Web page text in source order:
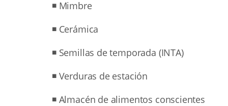
◾ Mimbre
◾ Cerámica
◾ Semillas de temporada (INTA)
◾ Verduras de estación
◾ Almacén de alimentos conscientes